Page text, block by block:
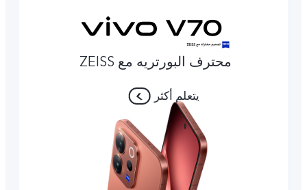
محترف البورتريه مع ZEISS
يتعلم أكثر